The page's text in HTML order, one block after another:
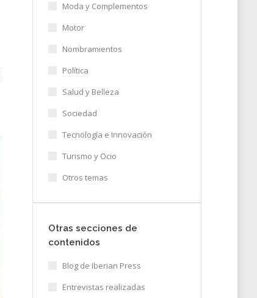
Moda y Complementos
Motor
Nombramientos
Política
Salud y Belleza
Sociedad
Tecnología e Innovación
Turismo y Ocio
Otros temas
Otras secciones de
contenidos
Blog de Iberian Press
Entrevistas realizadas